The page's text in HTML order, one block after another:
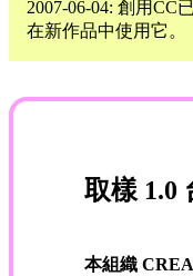
2007-06-04: 創用CC已
在新作品中使用它。
取樣 1.0
本組織